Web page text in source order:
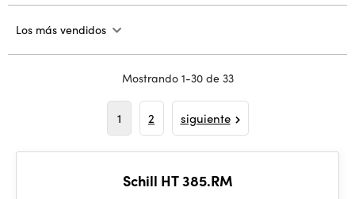
Los más vendidos
Mostrando 1-30 de 33
1 2 siguiente
Schill HT 385.RM